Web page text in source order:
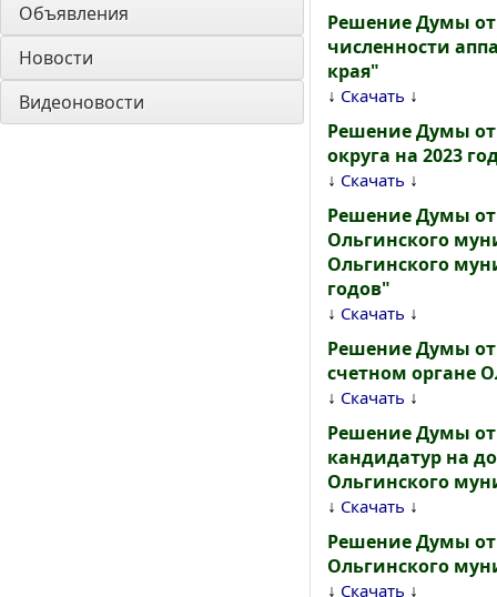
Объявления
Новости
Видеоновости
Решение Думы от
численности
края"
↓ Скачать ↓
Решение Думы
округа на 2023
↓ Скачать ↓
Решение Думы
Ольгинского
Ольгинского
годов"
↓ Скачать ↓
Решение Думы от
счетном органе
↓ Скачать ↓
Решение Думы от
кандидатур на
Ольгинского
↓ Скачать ↓
Решение Думы от
Ольгинского
↓ Скачать ↓